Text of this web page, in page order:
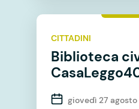
CITTADINI
Biblioteca
giovedì 27